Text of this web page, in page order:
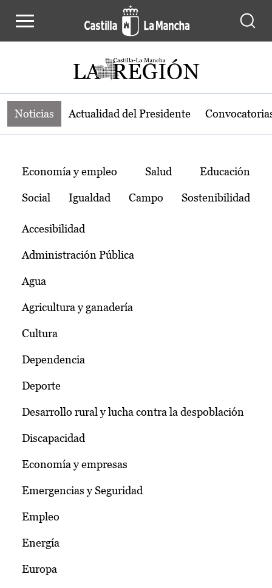
Noticias de la región de Castilla-La
Noticias Actualidad del Presidente
Temas
Economía y empleo Salud Educación
Social Igualdad Campo Sostenibilidad
Accesibilidad
Administración Pública
Agua
Agricultura y ganadería
Cultura
Dependencia
Deporte
Desarrollo rural y lucha contra la despoblación
Discapacidad
Economía y empresas
Emergencias y Seguridad
Empleo
Energía
Europa